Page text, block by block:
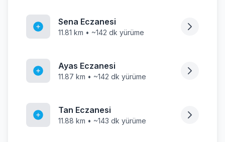
Sena Eczanesi
11.81 km • ~142 dk yürüme
Ayas Eczanesi
11.87 km • ~142 dk yürüme
Tan Eczanesi
11.88 km • ~143 dk yürüme